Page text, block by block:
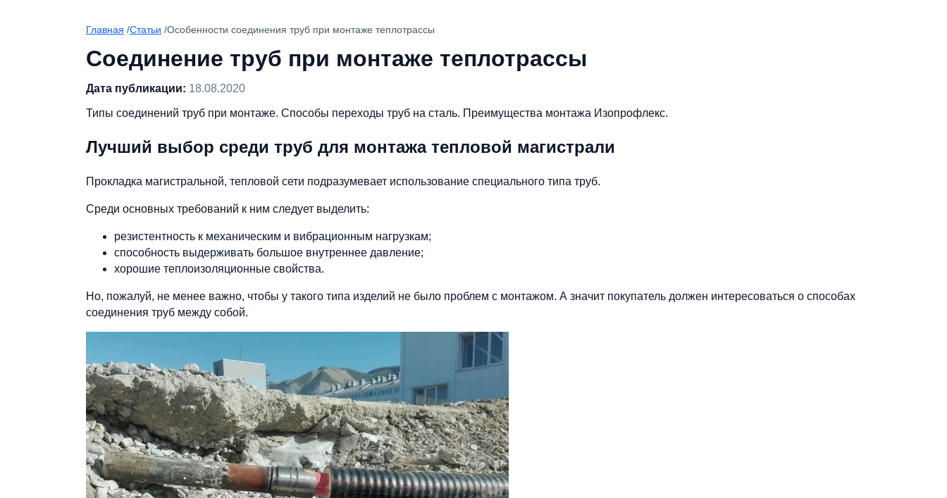
Главная /Статьи /Особенности соединения труб при монтаже теплотрассы
Соединение труб при монтаже теплотрассы
Дата публикации: 18.08.2020
Типы соединений труб при монтаже. Способы переходы труб на сталь. Преимущества монтажа Изопрофлекс.
Лучший выбор среди труб для монтажа тепловой магистрали
Прокладка магистральной, тепловой сети подразумевает использование специального типа труб.
Среди основных требований к ним следует выделить:
резистентность к механическим и вибрационным нагрузкам;
способность выдерживать большое внутреннее давление;
хорошие теплоизоляционные свойства.
Но, пожалуй, не менее важно, чтобы у такого типа изделий не было проблем с монтажом. А значит покупатель должен интересоваться о способах
соединения труб между собой.